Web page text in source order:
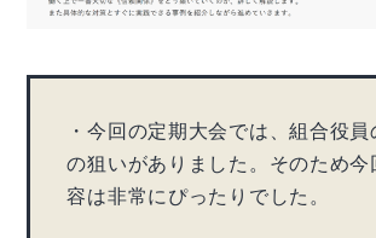
・今回の定期大会では、組合役
の狙いがありました。そのため今
容は非常にぴったりでした。